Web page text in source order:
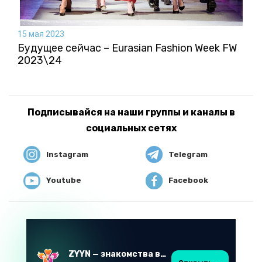
15 мая 2023
Будущее сейчас – Eurasian Fashion Week FW
2023\24
Подписывайся на наши группы и каналы в
социальных сетях
Instagram Telegram
Youtube Facebook
ZYYN — знакомства в Казахстане